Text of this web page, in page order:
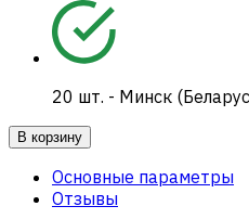
20 шт. - Минск
В корзину
Основные параметры
Отзывы